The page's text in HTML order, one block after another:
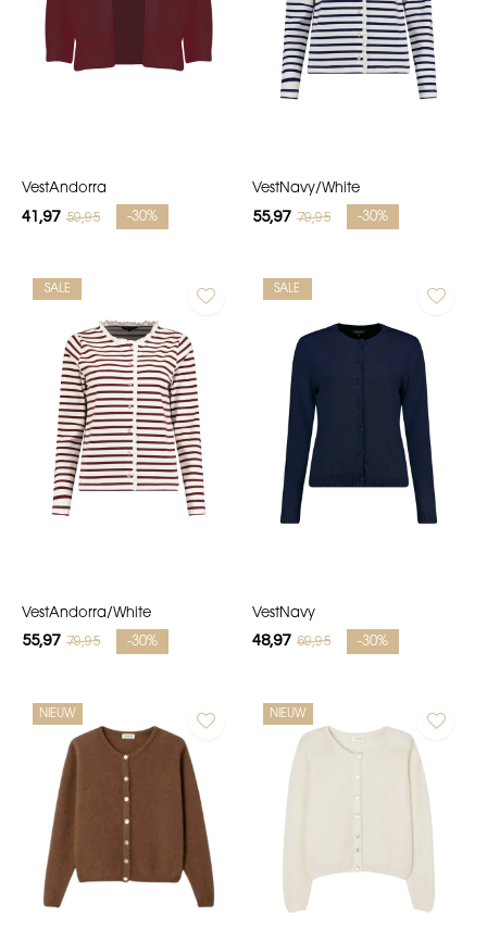
VestAndorra
41,97 59,95 -30%
VestNavy/White
55,97 79,95 -30%
SALE
VestAndorra/White
55,97 79,95 -30%
SALE
VestNavy
48,97 69,95 -30%
NIEUW NIEUW